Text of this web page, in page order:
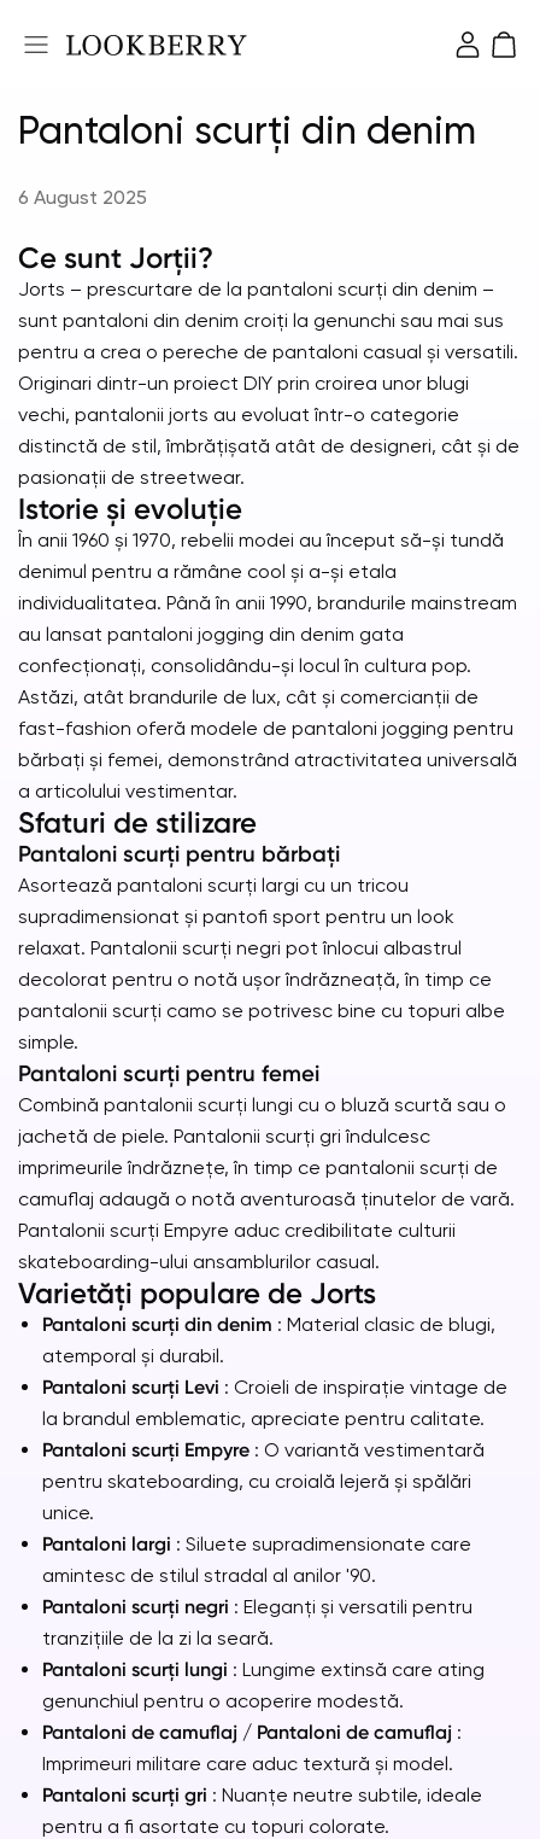
Pantaloni scurți din denim
6 August 2025
Ce sunt Jorții?
Jorts – prescurtare de la pantaloni scurți din denim –
sunt pantaloni din denim croiți la genunchi sau mai sus
pentru a crea o pereche de pantaloni casual și versatili.
Originari dintr-un proiect DIY prin croirea unor blugi
vechi, pantalonii jorts au evoluat într-o categorie
distinctă de stil, îmbrățișată atât de designeri, cât și de
pasionații de streetwear.
Istorie și evoluție
În anii 1960 și 1970, rebelii modei au început să-și tundă
denimul pentru a rămâne cool și a-și etala
individualitatea. Până în anii 1990, brandurile mainstream
au lansat pantaloni jogging din denim gata
confecționați, consolidându-și locul în cultura pop.
Astăzi, atât brandurile de lux, cât și comercianții de
fast-fashion oferă modele de pantaloni jogging pentru
bărbați și femei, demonstrând atractivitatea universală
a articolului vestimentar.
Sfaturi de stilizare
Pantaloni scurți pentru bărbați
Asortează pantaloni scurți largi cu un tricou
supradimensionat și pantofi sport pentru un look
relaxat. Pantalonii scurți negri pot înlocui albastrul
decolorat pentru o notă ușor îndrăzneață, în timp ce
pantalonii scurți camo se potrivesc bine cu topuri albe
simple.
Pantaloni scurți pentru femei
Combină pantalonii scurți lungi cu o bluză scurtă sau o
jachetă de piele. Pantalonii scurți gri îndulcesc
imprimeurile îndrăznețe, în timp ce pantalonii scurți de
camuflaj adaugă o notă aventuroasă ținutelor de vară.
Pantalonii scurți Empyre aduc credibilitate culturii
skateboarding-ului ansamblurilor casual.
Varietăți populare de Jorts
Pantaloni scurți din denim : Material clasic de blugi,
atemporal și durabil.
Pantaloni scurți Levi : Croieli de inspirație vintage de
la brandul emblematic, apreciate pentru calitate.
Pantaloni scurți Empyre : O variantă vestimentară
pentru skateboarding, cu croială lejeră și spălări
unice.
Pantaloni largi : Siluete supradimensionate care
amintesc de stilul stradal al anilor '90.
Pantaloni scurți negri : Eleganți și versatili pentru
tranzițiile de la zi la seară.
Pantaloni scurți lungi : Lungime extinsă care ating
genunchiul pentru o acoperire modestă.
Pantaloni de camuflaj / Pantaloni de camuflaj :
Imprimeuri militare care aduc textură și model.
Pantaloni scurți gri : Nuanțe neutre subtile, ideale
pentru a fi asortate cu topuri colorate.